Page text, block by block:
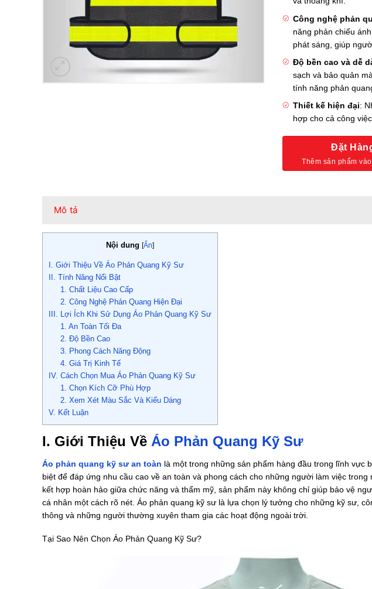
Công nghệ phản
năng phản chiếu
phát sáng, giúp
Độ bền cao và dễ
sạch và bảo quản
tính năng phản
Thiết kế hiện đại:
hợp cho cả công
Đặt
Mô tả
Nội dung [Ẩn]
I. Giới Thiệu Về Áo Phản Quang Kỹ Sư
II. Tính Năng Nổi Bật
1. Chất Liệu Cao Cấp
2. Công Nghệ Phản Quang Hiện Đại
III. Lợi Ích Khi Sử Dụng Áo Phản Quang Kỹ Sư
1. An Toàn Tối Đa
2. Độ Bền Cao
3. Phong Cách Năng Động
4. Giá Trị Kinh Tế
IV. Cách Chọn Mua Áo Phản Quang Kỹ Sư
1. Chọn Kích Cỡ Phù Hợp
2. Xem Xét Màu Sắc Và Kiểu Dáng
V. Kết Luận
I. Giới Thiệu Về Áo Phản Quang Kỹ Sư
Áo phản quang kỹ sư an toàn là một trong những sản phẩm hàng đầu trong lĩnh vực
biệt để đáp ứng nhu cầu cao về an toàn và phong cách cho những người làm việc
kết hợp hoàn hảo giữa chức năng và thẩm mỹ, sản phẩm này không chỉ giúp bảo vệ
cá nhân một cách rõ nét. Áo phản quang kỹ sư là lựa chọn lý tưởng cho những kỹ sư,
thông và những người thường xuyên tham gia các hoạt động ngoài trời.
Tại Sao Nên Chọn Áo Phản Quang Kỹ Sư?